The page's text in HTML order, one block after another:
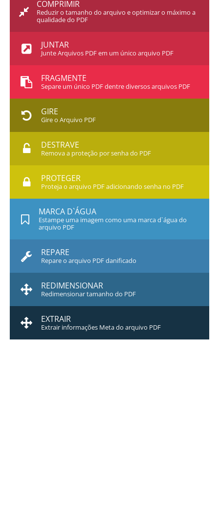
COMPRIMIR
Reduzir o tamanho do arquivo e optimizar o máximo a
qualidade do PDF
JUNTAR
Junte Arquivos PDF em um único arquivo PDF
FRAGMENTE
Separe um único PDF dentre diversos arquivos PDF
GIRE
Gire o Arquivo PDF
DESTRAVE
Remova a proteção por senha do PDF
PROTEGER
Proteja o arquivo PDF adicionando senha no PDF
MARCA D`ÁGUA
Estampe uma imagem como uma marca d`água do
arquivo PDF
REPARE
Repare o arquivo PDF danificado
REDIMENSIONAR
Redimensionar tamanho do PDF
EXTRAIR
Extrair informações Meta do arquivo PDF